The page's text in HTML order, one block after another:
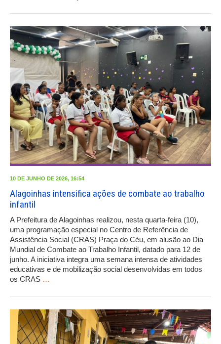
10 DE JUNHO DE 2026, 16:54
Alagoinhas intensifica ações de combate ao trabalho
infantil
A Prefeitura de Alagoinhas realizou, nesta quarta-feira (10),
uma programação especial no Centro de Referência de
Assistência Social (CRAS) Praça do Céu, em alusão ao Dia
Mundial de Combate ao Trabalho Infantil, datado para 12 de
junho. A iniciativa integra uma semana intensa de atividades
educativas e de mobilização social desenvolvidas em todos
os CRAS …